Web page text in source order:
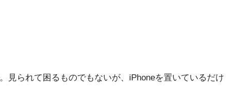
見られて困るものでもないが、iPhoneを置いているだけ